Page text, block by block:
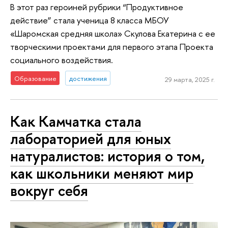
В этот раз героиней рубрики “Продуктивное
действие” стала ученица 8 класса МБОУ
«Шаромская средняя школа» Скулова Екатерина с ее
творческими проектами для первого этапа Проекта
социального воздействия.
Образование достижения 29 марта, 2025 г.
Как Камчатка стала
лабораторией для юных
натуралистов: история о том,
как школьники меняют мир
вокруг себя